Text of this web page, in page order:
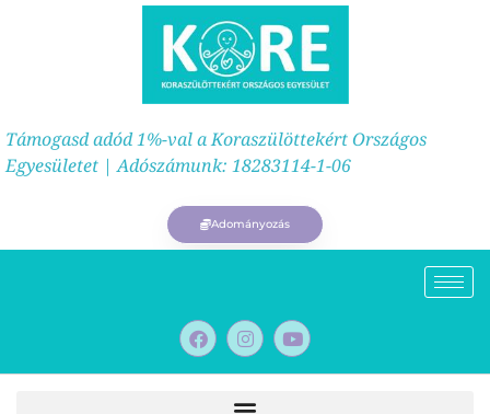
Támogasd adód 1%-val a Koraszülöttekért Országos
Egyesületet | Adószámunk: 18283114-1-06
Adományozás